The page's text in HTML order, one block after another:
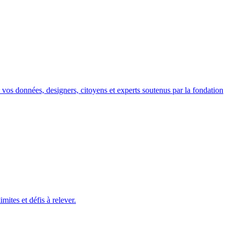
données, designers, citoyens et experts soutenus par la fondation
et défis à relever.